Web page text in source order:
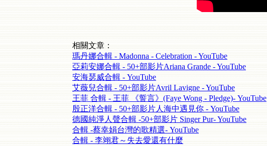
相關文章：
瑪丹娜合輯 - Madonna - Celebration - YouTube
亞莉安娜合輯 - 50+部影片Ariana Grande - YouTube
安海瑟威合輯 - YouTube
艾薇兒合輯 - 50+部影片Avril Lavigne - YouTube
王菲 合輯 - 王菲 《誓言》(Faye Wong - Pledge)- YouTube
殷正洋合輯 - 50+部影片人海中遇見你 - YouTube
德國純淨人聲合輯 -50+部影片 Singer Pur- YouTube
合輯 -蔡幸娟台灣的歌精選- YouTube
合輯 - 李翊君～失去愛還有什麼